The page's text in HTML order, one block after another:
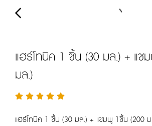
แฮร์โทนิค 1 ชิ้น (30 มล.) + แช
มล.)
แฮร์โทนิค 1 ชิ้น (30 มล.) + แชมพู 1ชิ้น (200